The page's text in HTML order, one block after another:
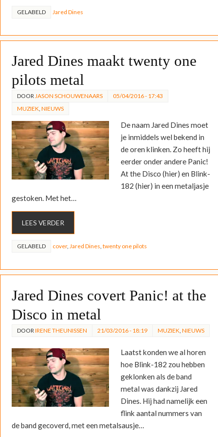
GELABELD Jared Dines
Jared Dines maakt twenty one
pilots metal
DOORJASON SCHOUWENAARS
05/04/2016 - 17:43
MUZIEK, NIEUWS
De naam Jared Dines moet
je inmiddels wel bekend in
de oren klinken. Zo heeft hij
eerder onder andere Panic!
At the Disco (hier) en Blink-
182 (hier) in een metaljasje
gestoken. Met het…
LEES VERDER
GELABELD cover, Jared Dines, twenty one pilots
Jared Dines covert Panic! at the
Disco in metal
DOORIRENE THEUNISSEN 21/03/2016 - 18:19 MUZIEK, NIEUWS
Laatst konden we al horen
hoe Blink-182 zou hebben
geklonken als de band
metal was dankzij Jared
Dines. Hij had namelijk een
flink aantal nummers van
de band gecoverd, met een metalsausje…